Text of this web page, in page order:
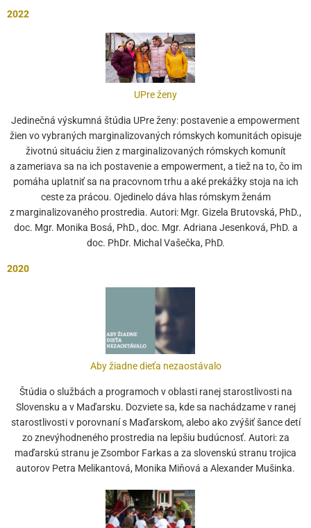
2022
UPre ženy
Jedinečná výskumná štúdia UPre ženy: postavenie a empowerment
žien vo vybraných marginalizovaných rómskych komunitách opisuje
životnú situáciu žien z marginalizovaných rómskych komunít
a zameriava sa na ich postavenie a empowerment, a tiež na to, čo im
pomáha uplatniť sa na pracovnom trhu a aké prekážky stoja na ich
ceste za prácou. Ojedinelo dáva hlas rómskym ženám
z marginalizovaného prostredia. Autori: Mgr. Gizela Brutovská, PhD.,
doc. Mgr. Monika Bosá, PhD., doc. Mgr. Adriana Jesenková, PhD. a
doc. PhDr. Michal Vašečka, PhD.
2020
Aby žiadne dieťa nezaostávalo
Štúdia o službách a programoch v oblasti ranej starostlivosti na
Slovensku a v Maďarsku. Dozviete sa, kde sa nachádzame v ranej
starostlivosti v porovnaní s Maďarskom, alebo ako zvýšiť šance detí
zo znevýhodneného prostredia na lepšiu budúcnosť. Autori: za
maďarskú stranu je Zsombor Farkas a za slovenskú stranu trojica
autorov Petra Melikantová, Monika Miňová a Alexander Mušinka.